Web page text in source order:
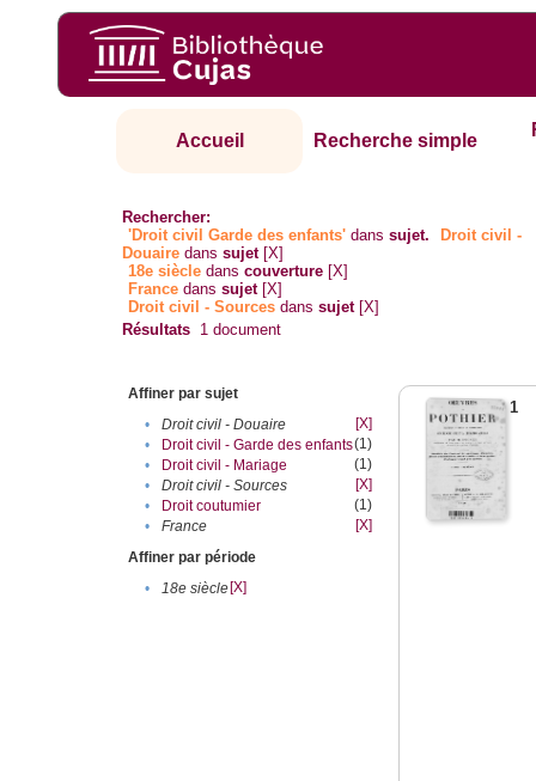
Accueil Recherche simple
Rechercher:
'Droit civil Garde des enfants' danssujet.
Droit civil -
Douaire danssujet [X]
18e siècle danscouverture [X]
France danssujet [X]
Droit civil - Sources danssujet [X]
Résultats 1 document
Affiner par sujet
•
Droit civil - Douaire
[X]
•
Droit civil - Garde des enfants(1)
•
Droit civil - Mariage
(1)
•
Droit civil - Sources
[X]
•
Droit coutumier
(1)
•
France
[X]
Affiner par période
•
18e siècle[X]
1